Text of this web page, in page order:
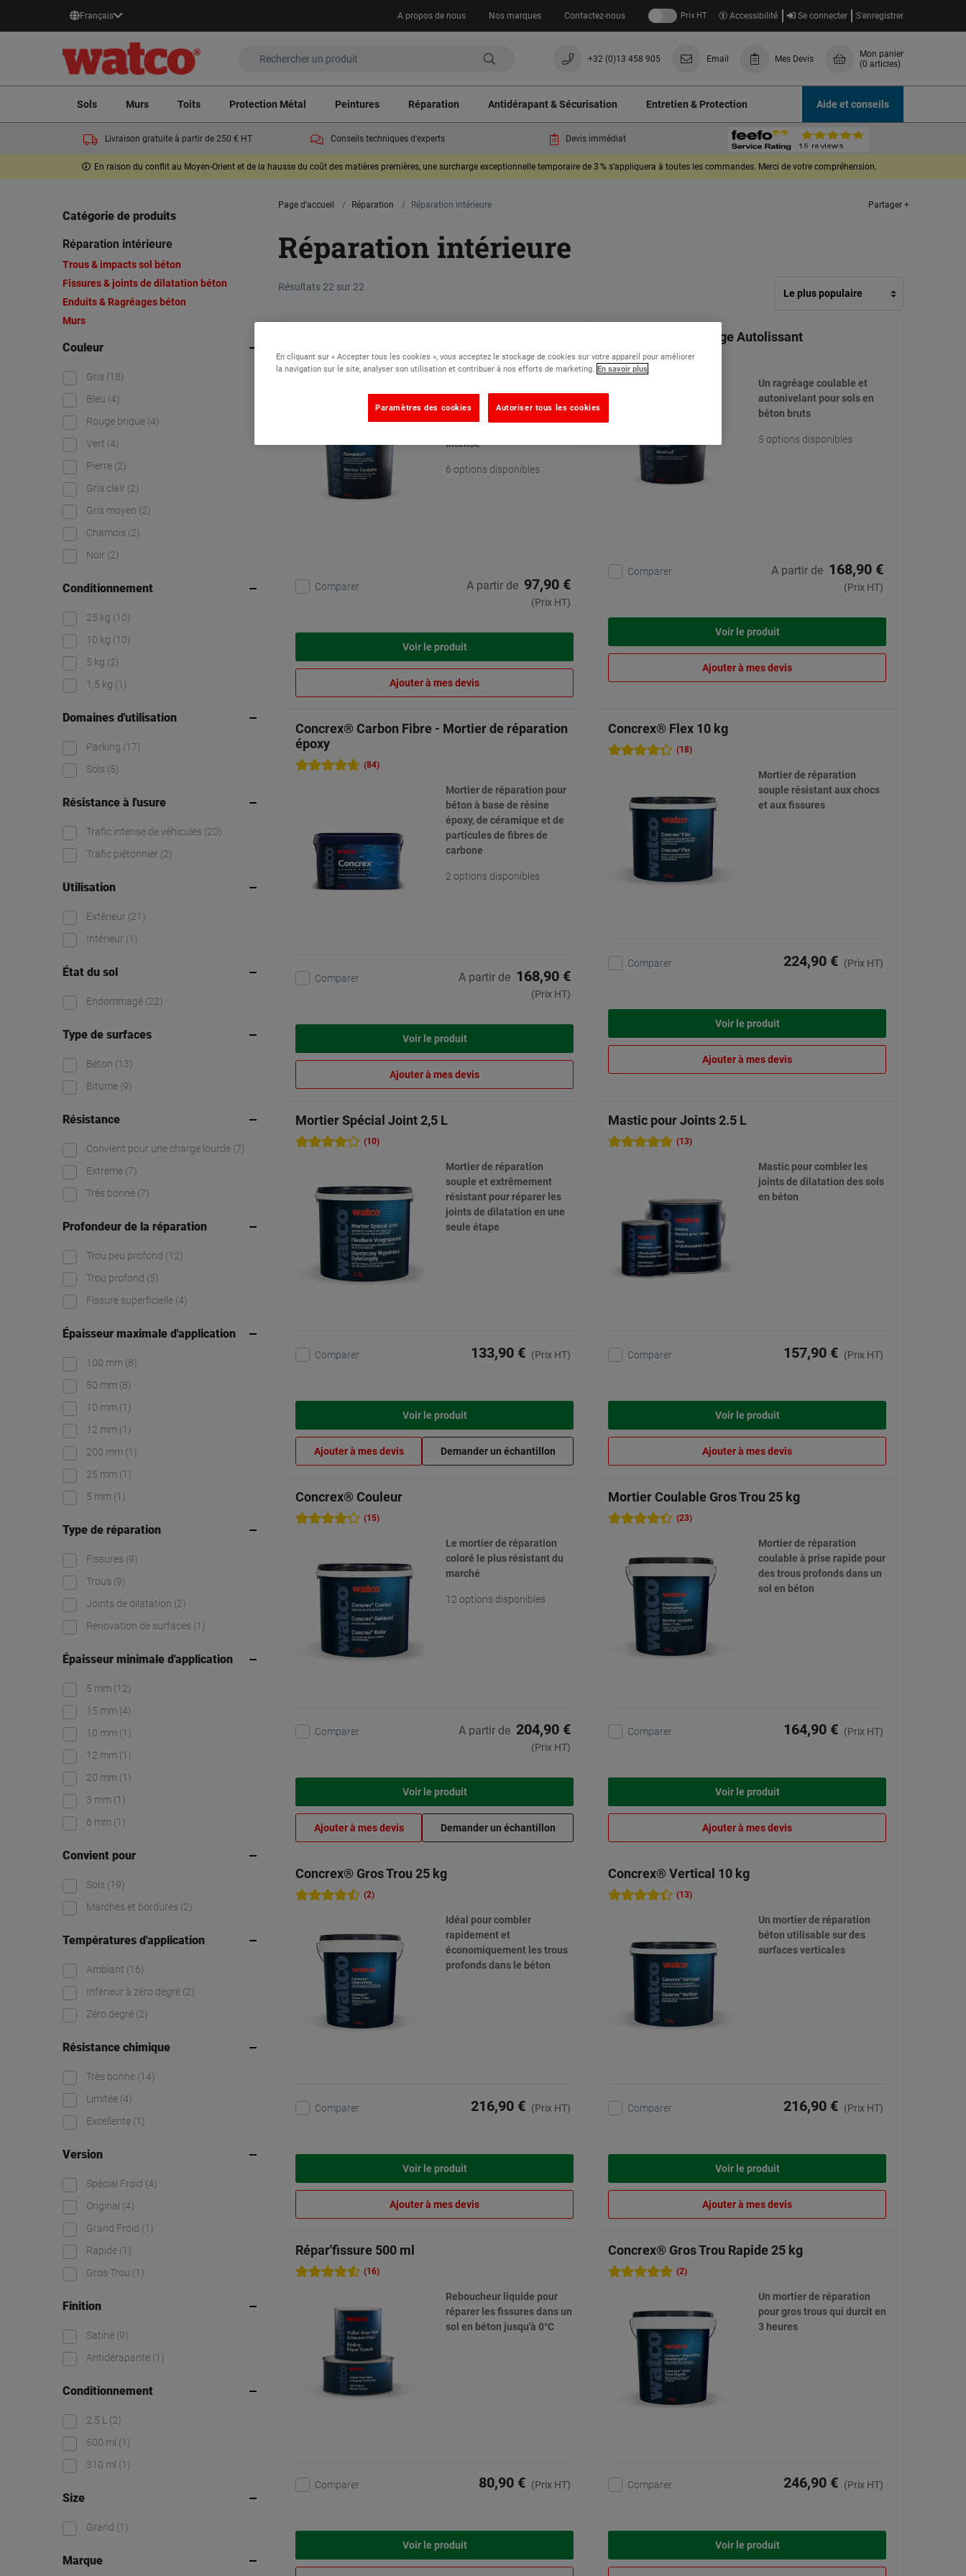
Français A propos de nous Nos marques Contactez-nous Prix HT Accessibilité Se connecter S'enregistrer
+32 (0)13 458 905 Email Mes Devis
Mon panier
(0 articles)
Sols Murs Toits Protection Métal Peintures Réparation Antidérapant & Sécurisation Entretien & Protection Aide et conseils
Livraison gratuite à partir de 250 € HT Conseils techniques d'experts Devis immédiat
En raison du conflit au Moyen-Orient et de la hausse du coût des matières premières, une surcharge exceptionnelle temporaire de 3 % s’appliquera à toutes les commandes. Merci de votre compréhension.
Catégorie de produits
Réparation intérieure
Trous & impacts sol béton
Fissures & joints de dilatation béton
Enduits & Ragréages béton
Murs
Couleur
Gris (18)
Bleu (4)
Rouge brique (4)
Vert (4)
Pierre (2)
Gris clair (2)
Gris moyen (2)
Chamois (2)
Noir (2)
Conditionnement
25 kg (10)
10 kg (10)
5 kg (2)
1,5 kg (1)
Domaines d'utilisation
Parking (17)
Sols (5)
Résistance à l'usure
Trafic intense de véhicules (20)
Trafic piétonnier (2)
Utilisation
Extérieur (21)
Intérieur (1)
État du sol
Endommagé (22)
Type de surfaces
Béton (13)
Bitume (9)
Résistance
Convient pour une charge lourde (7)
Extreme (7)
Très bonne (7)
Profondeur de la réparation
Trou peu profond (12)
Trou profond (5)
Fissure superficielle (4)
Épaisseur maximale d'application
100 mm (8)
50 mm (8)
10 mm (1)
12 mm (1)
200 mm (1)
25 mm (1)
5 mm (1)
Type de réparation
Fissures (9)
Trous (9)
Joints de dilatation (2)
Rénovation de surfaces (1)
Épaisseur minimale d'application
5 mm (12)
15 mm (4)
10 mm (1)
12 mm (1)
20 mm (1)
3 mm (1)
6 mm (1)
Convient pour
Sols (19)
Marches et bordures (2)
Températures d'application
Ambiant (16)
Inférieur à zéro degré (2)
Zéro degré (2)
Résistance chimique
Très bonne (14)
Limitée (4)
Excellente (1)
Version
Spécial Froid (4)
Original (4)
Grand Froid (1)
Rapide (1)
Gros Trou (1)
Finition
Satiné (9)
Antidérapante (1)
Conditionnement
2,5 L (2)
500 ml (1)
310 ml (1)
Size
Grand (1)
Marque
Page d'accueil Réparation Réparation intérieure Partager +
Réparation intérieure
Résultats 22 sur 22
usage
(105)
Mortier réparation fibré à
prise rapide pour les sols en
intense
6 options disponibles
Comparer A partir de 97,90 €
(Prix HT)
Voir le produit
Ajouter à mes devis
Nivel'sol® - Ragréage Autolissant
(16)
Un ragréage coulable et
autonivelant pour sols en
béton bruts
5 options disponibles
Comparer A partir de 168,90 €
(Prix HT)
Voir le produit
Ajouter à mes devis
Concrex® Carbon Fibre - Mortier de réparation
époxy
(84)
Mortier de réparation pour
béton à base de résine
époxy, de céramique et de
particules de fibres de
carbone
2 options disponibles
Comparer A partir de 168,90 €
(Prix HT)
Voir le produit
Ajouter à mes devis
Concrex® Flex 10 kg
(18)
Mortier de réparation
souple résistant aux chocs
et aux fissures
Comparer 224,90 € (Prix HT)
Voir le produit
Ajouter à mes devis
Mortier Spécial Joint 2,5 L
(10)
Mortier de réparation
souple et extrêmement
résistant pour réparer les
joints de dilatation en une
seule étape
Comparer 133,90 € (Prix HT)
Voir le produit
Ajouter à mes devis Demander un échantillon
Mastic pour Joints 2.5 L
(13)
Mastic pour combler les
joints de dilatation des sols
en béton
Comparer 157,90 € (Prix HT)
Voir le produit
Ajouter à mes devis
Concrex® Couleur
(15)
Le mortier de réparation
coloré le plus résistant du
marché
12 options disponibles
Comparer A partir de 204,90 €
(Prix HT)
Voir le produit
Ajouter à mes devis Demander un échantillon
Mortier Coulable Gros Trou 25 kg
(23)
Mortier de réparation
coulable à prise rapide pour
des trous profonds dans un
sol en béton
Comparer 164,90 € (Prix HT)
Voir le produit
Ajouter à mes devis
Concrex® Gros Trou 25 kg
(2)
Idéal pour combler
rapidement et
économiquement les trous
profonds dans le béton
Comparer 216,90 € (Prix HT)
Voir le produit
Ajouter à mes devis
Concrex® Vertical 10 kg
(13)
Un mortier de réparation
béton utilisable sur des
surfaces verticales
Comparer 216,90 € (Prix HT)
Voir le produit
Ajouter à mes devis
Répar'fissure 500 ml
(16)
Reboucheur liquide pour
réparer les fissures dans un
sol en béton jusqu'à 0°C
Comparer 80,90 € (Prix HT)
Voir le produit
Concrex® Gros Trou Rapide 25 kg
(2)
Un mortier de réparation
pour gros trous qui durcit en
3 heures
Comparer 246,90 € (Prix HT)
Voir le produit
En cliquant sur « Accepter tous les cookies », vous acceptez le stockage de cookies sur votre appareil pour améliorer
la navigation sur le site, analyser son utilisation et contribuer à nos efforts de marketing. En savoir plus
Autoriser tous les cookies
Paramètres des cookies